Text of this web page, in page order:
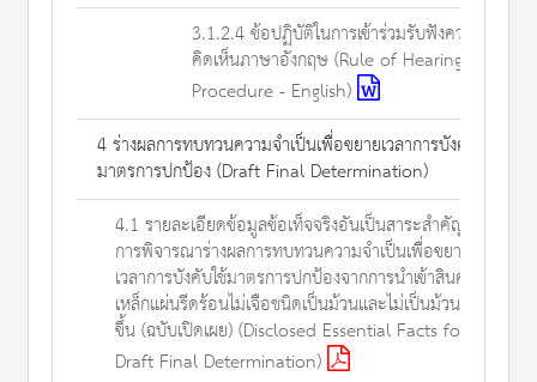
3.1.2.4 ข้อปฏิบัติในการเข้าร่วมรับฟังความ
คิดเห็นภาษาอังกฤษ (Rule of Hearing
Procedure - English)
4 ร่างผลการทบทวนความจำเป็นเพื่อขยายเวลาการบังคับใช้
มาตรการปกป้อง (Draft Final Determination)
4.1 รายละเอียดข้อมูลข้อเท็จจริงอันเป็นสาระสำคัญใน
การพิจารณาร่างผลการทบทวนความจำเป็นเพื่อขยาย
เวลาการบังคับใช้มาตรการปกป้องจากการนำเข้าสินค้า
เหล็กแผ่นรีดร้อนไม่เจือชนิดเป็นม้วนและไม่เป็นม้วนที่เพิ่ม
ขึ้น (ฉบับเปิดเผย) (Disclosed Essential Facts for the
Draft Final Determination)